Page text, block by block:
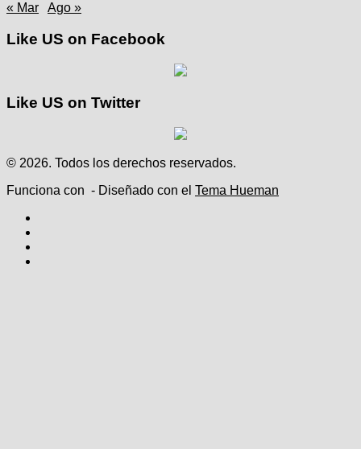
« Mar
Ago »
Like US on Facebook
Like US on Twitter
© 2026. Todos los derechos reservados.
Funciona con - Diseñado con el Tema Hueman